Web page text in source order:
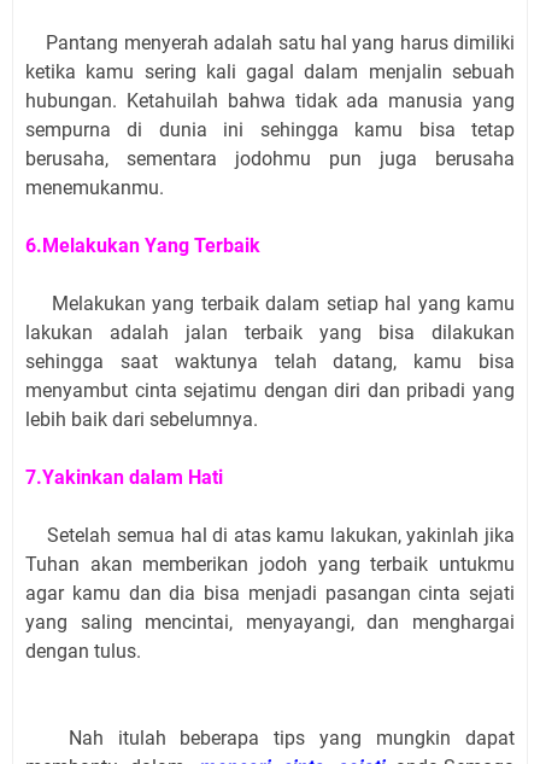
Pantang menyerah adalah satu hal yang harus dimiliki
ketika kamu sering kali gagal dalam menjalin sebuah
hubungan. Ketahuilah bahwa tidak ada manusia yang
sempurna di dunia ini sehingga kamu bisa tetap
berusaha, sementara jodohmu pun juga berusaha
menemukanmu.
6.Melakukan Yang Terbaik
Melakukan yang terbaik dalam setiap hal yang kamu
lakukan adalah jalan terbaik yang bisa dilakukan
sehingga saat waktunya telah datang, kamu bisa
menyambut cinta sejatimu dengan diri dan pribadi yang
lebih baik dari sebelumnya.
7.Yakinkan dalam Hati
Setelah semua hal di atas kamu lakukan, yakinlah jika
Tuhan akan memberikan jodoh yang terbaik untukmu
agar kamu dan dia bisa menjadi pasangan cinta sejati
yang saling mencintai, menyayangi, dan menghargai
dengan tulus.
Nah itulah beberapa tips yang mungkin dapat